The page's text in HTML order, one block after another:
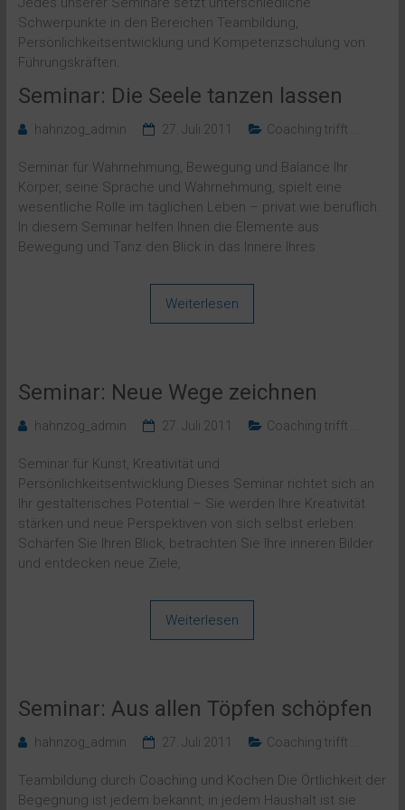
Schwerpunkte in den Bereichen Teambildung,
Persönlichkeitsentwicklung und Kompetenzschulung von
Führungskräften.
Seminar: Die Seele tanzen lassen
hahnzog_admin 27. Juli 2011 Coaching trifft ...
Seminar für Wahrnehmung, Bewegung und Balance Ihr
Körper, seine Sprache und Wahrnehmung, spielt eine
wesentliche Rolle im täglichen Leben – privat wie beruflich.
In diesem Seminar helfen Ihnen die Elemente aus
Bewegung und Tanz den Blick in das Innere Ihres
Weiterlesen
Seminar: Neue Wege zeichnen
hahnzog_admin 27. Juli 2011 Coaching trifft ...
Seminar für Kunst, Kreativität und
Persönlichkeitsentwicklung Dieses Seminar richtet sich an
Ihr gestalterisches Potential – Sie werden Ihre Kreativität
stärken und neue Perspektiven von sich selbst erleben:
Schärfen Sie Ihren Blick, betrachten Sie Ihre inneren Bilder
und entdecken neue Ziele,
Weiterlesen
Seminar: Aus allen Töpfen schöpfen
hahnzog_admin 27. Juli 2011 Coaching trifft ...
Teambildung durch Coaching und Kochen Die Örtlichkeit der
Begegnung ist jedem bekannt, in jedem Haushalt ist sie